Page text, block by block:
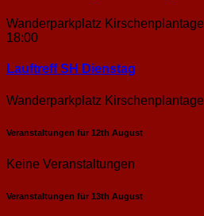
Wanderparkplatz Kirschenplantage
18:00
Lauftreff SH Dienstag
Wanderparkplatz Kirschenplantage
Veranstaltungen für 12th August
Keine Veranstaltungen
Veranstaltungen für 13th August